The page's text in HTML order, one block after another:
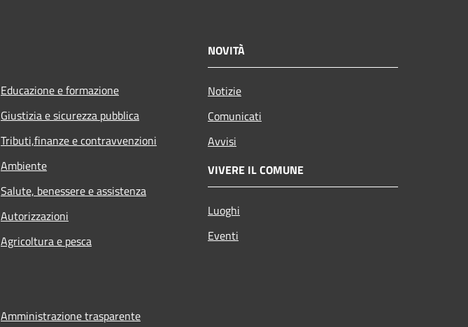
Educazione e formazione
Giustizia e sicurezza pubblica
Tributi,finanze e contravvenzioni
Ambiente
Salute, benessere e assistenza
Autorizzazioni
Agricoltura e pesca
NOVITÀ
Notizie
Comunicati
Avvisi
VIVERE IL COMUNE
Luoghi
Eventi
Amministrazione trasparente